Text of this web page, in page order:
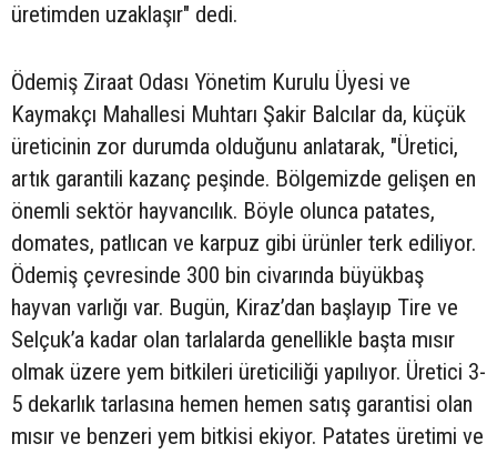
üretimden uzaklaşır" dedi.
Ödemiş Ziraat Odası Yönetim Kurulu Üyesi ve
Kaymakçı Mahallesi Muhtarı Şakir Balcılar da, küçük
üreticinin zor durumda olduğunu anlatarak, "Üretici,
artık garantili kazanç peşinde. Bölgemizde gelişen en
önemli sektör hayvancılık. Böyle olunca patates,
domates, patlıcan ve karpuz gibi ürünler terk ediliyor.
Ödemiş çevresinde 300 bin civarında büyükbaş
hayvan varlığı var. Bugün, Kiraz’dan başlayıp Tire ve
Selçuk’a kadar olan tarlalarda genellikle başta mısır
olmak üzere yem bitkileri üreticiliği yapılıyor. Üretici 3-
5 dekarlık tarlasına hemen hemen satış garantisi olan
mısır ve benzeri yem bitkisi ekiyor. Patates üretimi ve